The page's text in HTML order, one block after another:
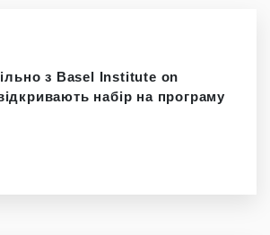
з Basel Institute on
набір на програму